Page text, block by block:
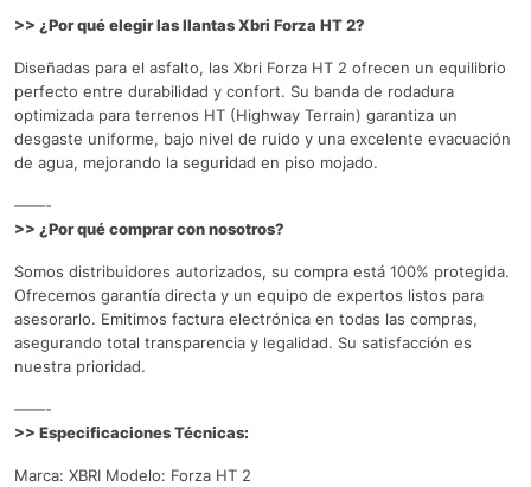
>> ¿Por qué elegir las llantas Xbri Forza HT 2?
Diseñadas para el asfalto, las Xbri Forza HT 2 ofrecen un equilibrio
perfecto entre durabilidad y confort. Su banda de rodadura
optimizada para terrenos HT (Highway Terrain) garantiza un
desgaste uniforme, bajo nivel de ruido y una excelente evacuación
de agua, mejorando la seguridad en piso mojado.
——-
>> ¿Por qué comprar con nosotros?
Somos distribuidores autorizados, su compra está 100% protegida.
Ofrecemos garantía directa y un equipo de expertos listos para
asesorarlo. Emitimos factura electrónica en todas las compras,
asegurando total transparencia y legalidad. Su satisfacción es
nuestra prioridad.
——-
>> Especificaciones Técnicas:
Marca: XBRI Modelo: Forza HT 2